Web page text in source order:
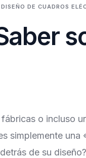
DE CUADROS
o incluso
simplemente
de su